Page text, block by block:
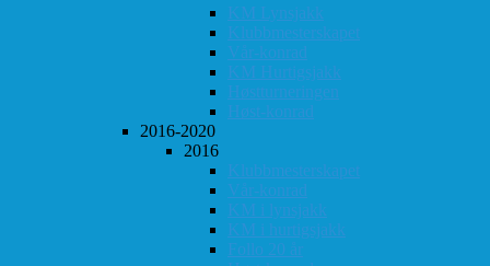
KM Lynsjakk
Klubbmesterskapet
Vår-konrad
KM Hurtigsjakk
Høstturneringen
Høst-konrad
2016-2020
2016
Klubbmesterskapet
Vår-konrad
KM i lynsjakk
KM i hurtigsjakk
Follo 20 år